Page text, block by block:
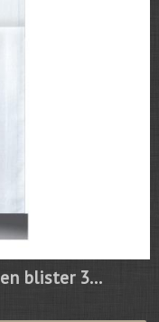
blister 3...